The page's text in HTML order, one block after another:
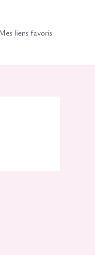
liens favoris